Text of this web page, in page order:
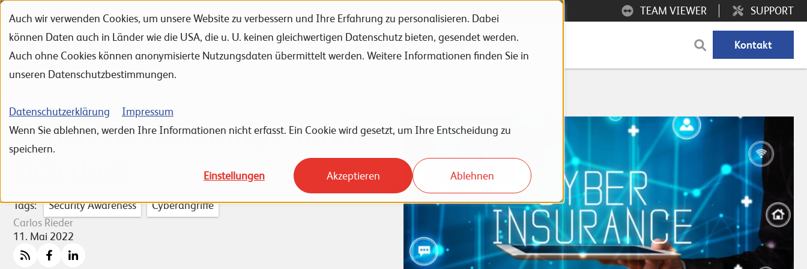
Auch wir verwenden Cookies, um unsere Website zu verbessern und Ihre Erfahrung zu personalisieren. Dabei
können Daten auch in Länder wie die USA, die u. U. keinen gleichwertigen Datenschutz bieten, gesendet werden.
Auch ohne Cookies können anonymisierte Nutzungsdaten übermittelt werden. Weitere Informationen finden Sie in
unseren Datenschutzbestimmungen.
Datenschutzerklärung
Impressum
Wenn Sie ablehnen, werden Ihre Informationen nicht erfasst. Ein Cookie wird gesetzt, um Ihre Entscheidung zu
speichern.
Einstellungen Akzeptieren Ablehnen
Portfolio
Referenzen Unternehmen Karriere News Events Kontakt
SUPPORT
TEAM VIEWER
Cyber-Versicherung – lohnt
Tags: Security Awareness
Cyberangriffe
Carlos Rieder
11. Mai 2022